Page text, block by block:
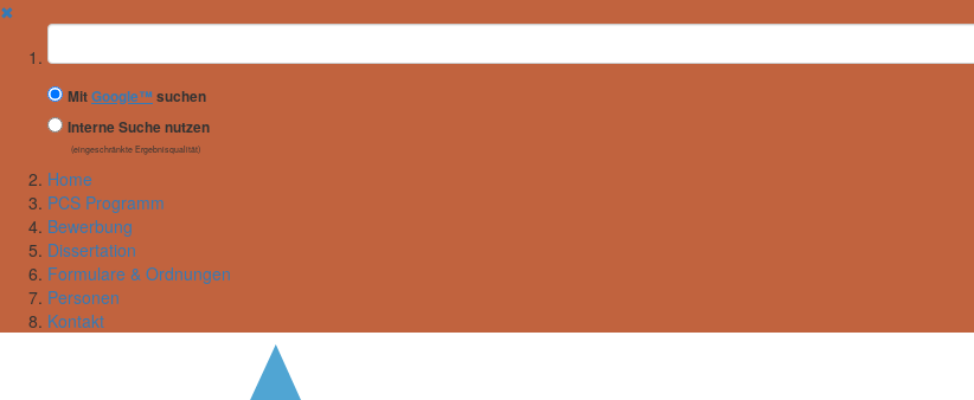
✖
Suchbegriff
MitGoogle™ suchen
Interne Suche nutzen
(eingeschränkte Ergebnisqualität)
Home
PCS Programm
Bewerbung
Dissertation
Formulare & Ordnungen
Personen
Kontakt